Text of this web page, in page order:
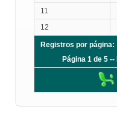
11
12
Registros por página:
Página 1 de 5